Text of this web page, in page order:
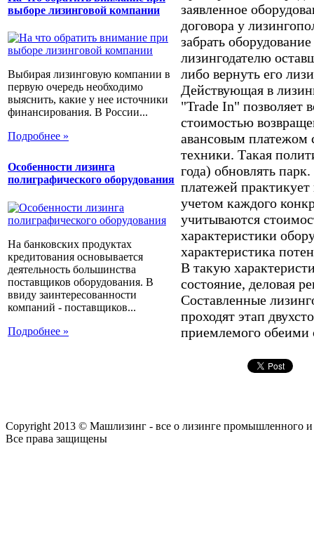
выборе лизинговой компании
Выбирая лизинговую компании в
первую очередь необходимо
выяснить, какие у нее источники
финансирования. В России...
Подробнее »
Особенности лизинга
полиграфического оборудования
На банковских продуктах
кредитования основывается
деятельность большинства
поставщиков оборудования. В
ввиду заинтересованности
компаний - поставщиков...
Подробнее »
заявленное
договора у
забрать
лизингодателю
либо вернуть его
Действующая в
"Trade In" позволяет
стоимостью
авансовым платежом
техники. Такая
года) обновлять
платежей
учетом каждого
учитываются
характеристики
характеристика
В такую
состояние, деловая
Составленные
проходят этап
приемлемого обеими
Copyright 2013 © Машлизинг - все о лизинге промышленного и
Все права защищены